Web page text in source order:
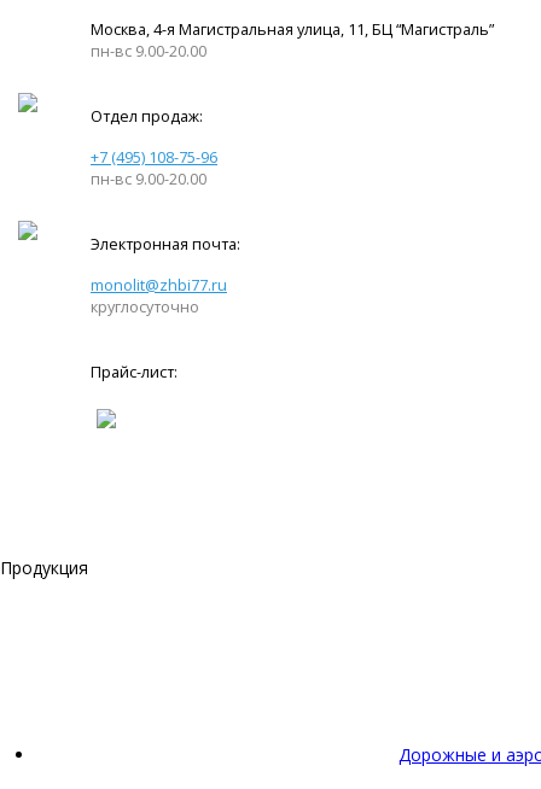
Москва, 4-я Магистральная улица, 11, ​БЦ “Магистраль”
пн-вс 9.00-20.00
Отдел продаж:
+7 (495) 108-75-96
пн-вс 9.00-20.00
Электронная почта:
monolit@zhbi77.ru
круглосуточно
Прайс-лист:
Продукция
Дорожные и